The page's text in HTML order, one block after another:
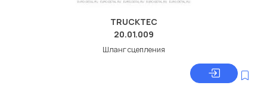
TRUCKTEC
20.01.009
Шланг сцепления